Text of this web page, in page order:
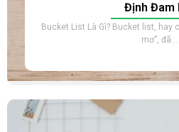
Định Đam
Bucket List Là Gì? Bucket list, hay
mơ”, đã...